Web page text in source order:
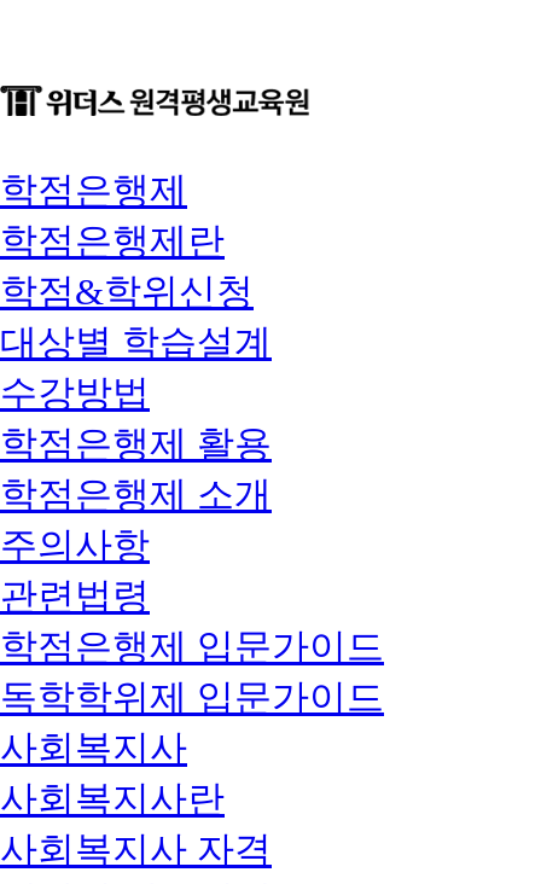
학점은행제
학점은행제란
학점&학위신청
대상별 학습설계
수강방법
학점은행제 활용
학점은행제 소개
주의사항
관련법령
학점은행제 입문가이드
독학학위제 입문가이드
사회복지사
사회복지사란
사회복지사 자격